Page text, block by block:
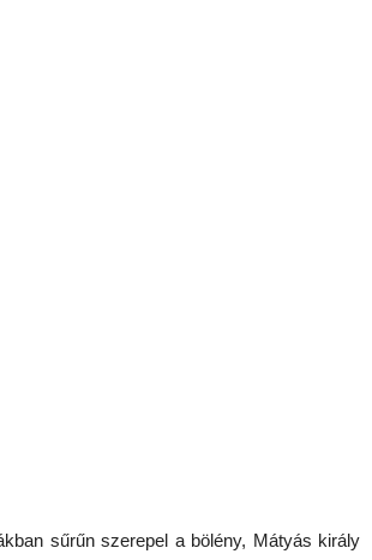
sűrűn szerepel a bölény, Mátyás király